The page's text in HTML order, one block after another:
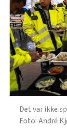
Det var ikke
André